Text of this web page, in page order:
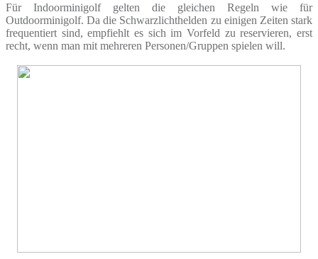
Für Indoorminigolf gelten die gleichen Regeln wie für
Outdoorminigolf. Da die Schwarzlichthelden zu einigen Zeiten stark
frequentiert sind, empfiehlt es sich im Vorfeld zu reservieren, erst
recht, wenn man mit mehreren Personen/Gruppen spielen will.